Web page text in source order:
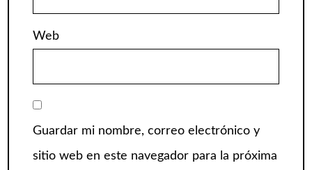
Web
Guardar mi nombre, correo electrónico y
sitio web en este navegador para la próxima